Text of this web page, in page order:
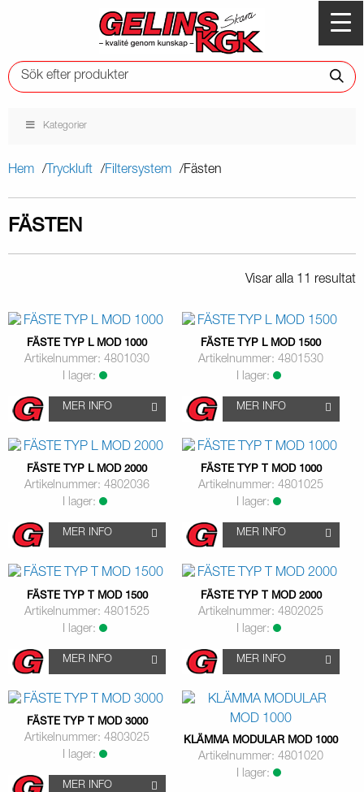
Kategorier
Hem Tryckluft Filtersystem Fästen
FÄSTEN
Visar alla 11 resultat
FÄSTE TYP L MOD 1000
Artikelnummer: 4801030
I lager:
MER INFO
FÄSTE TYP L MOD 1500
Artikelnummer: 4801530
I lager:
MER INFO
FÄSTE TYP L MOD 2000
Artikelnummer: 4802036
I lager:
MER INFO
FÄSTE TYP T MOD 1000
Artikelnummer: 4801025
I lager:
MER INFO
FÄSTE TYP T MOD 1500
Artikelnummer: 4801525
I lager:
MER INFO
FÄSTE TYP T MOD 2000
Artikelnummer: 4802025
I lager:
MER INFO
FÄSTE TYP T MOD 3000
Artikelnummer: 4803025
I lager:
MER INFO
KLÄMMA MODULAR MOD 1000
Artikelnummer: 4801020
I lager: